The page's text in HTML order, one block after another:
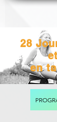
28
en